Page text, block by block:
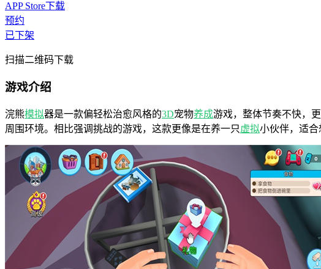
APP Store下载
预约
已下架
扫描二维码下载
游戏介绍
浣熊模拟器是一款偏轻松治愈风格的3D宠物养成游戏，整体节奏不快，
周围环境。相比强调挑战的游戏，这款更像是在养一只虚拟小伙伴，适合